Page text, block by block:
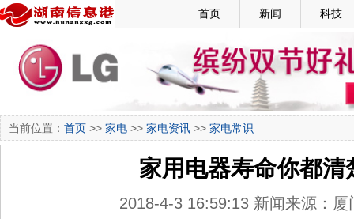
首页 新闻 科技
当前位置： 首页 >> 家电 >> 家电资讯 >> 家电常识
家用电器寿命你都清
2018-4-3 16:59:13 新闻来源：厦